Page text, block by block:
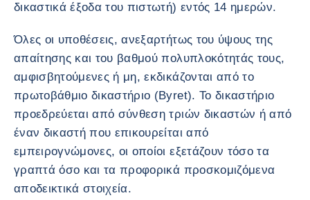
δικαστικά έξοδα του πιστωτή) εντός 14 ημερών.
Όλες οι υποθέσεις, ανεξαρτήτως του ύψους της
απαίτησης και του βαθμού πολυπλοκότητάς τους,
αμφισβητούμενες ή μη, εκδικάζονται από το
πρωτοβάθμιο δικαστήριο (Byret). Το δικαστήριο
προεδρεύεται από σύνθεση τριών δικαστών ή από
έναν δικαστή που επικουρείται από
εμπειρογνώμονες, οι οποίοι εξετάζουν τόσο τα
γραπτά όσο και τα προφορικά προσκομιζόμενα
αποδεικτικά στοιχεία.